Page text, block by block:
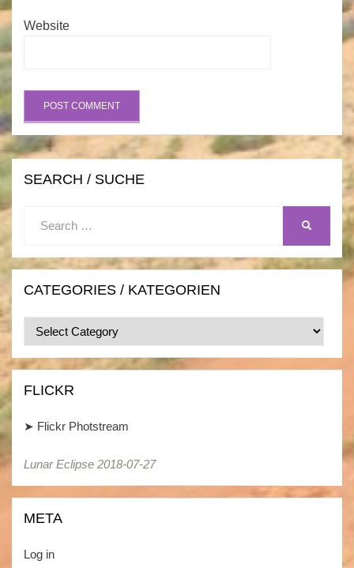
Website
SEARCH / SUCHE
SEARCH
CATEGORIES / KATEGORIEN
Categories
/
Kategorien
FLICKR
➤ Flickr Photstream
Lunar Eclipse 2018-07-27
Lunar Eclipse 2018-07-27
META
Log in